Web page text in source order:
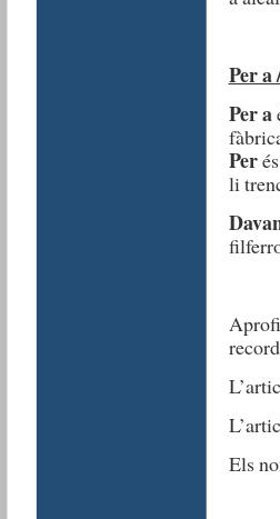
Per a
Per a
Per
li
Els